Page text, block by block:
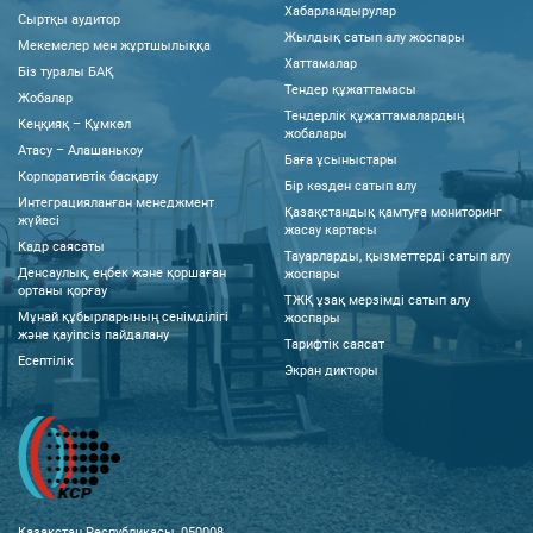
Сыртқы аудитор
Мекемелер мен жұртшылыққа
Біз туралы БАҚ
Жобалар
Кеңқияқ – Құмкөл
Атасу – Алашанькоу
Корпоративтік басқару
Интеграцияланған менеджмент
жүйесі
Кадр саясаты
Денсаулық, еңбек және қоршаған
ортаны қорғау
Мұнай құбырларының сенімділігі
және қауіпсіз пайдалану
Есептілік
Хабарландырулар
Жылдық сатып алу жоспары
Хаттамалар
Тендер құжаттамасы
Тендерлік құжаттамалардың
жобалары
Баға ұсыныстары
Бір көзден сатып алу
Қазақстандық қамтуға мониторинг
жасау картасы
Тауарларды, қызметтерді сатып алу
жоспары
ТЖҚ ұзақ мерзімді сатып алу
жоспары
Тарифтік саясат
Экран дикторы